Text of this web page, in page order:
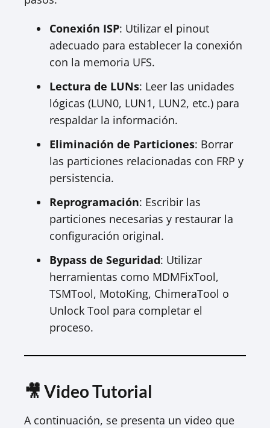
Conexión ISP: Utilizar el pinout
adecuado para establecer la conexión
con la memoria UFS.
Lectura de LUNs: Leer las unidades
lógicas (LUN0, LUN1, LUN2, etc.) para
respaldar la información.
Eliminación de Particiones: Borrar
las particiones relacionadas con FRP y
persistencia.
Reprogramación: Escribir las
particiones necesarias y restaurar la
configuración original.
Bypass de Seguridad: Utilizar
herramientas como MDMFixTool,
TSMTool, MotoKing, ChimeraTool o
Unlock Tool para completar el
proceso.
🎥 Video Tutorial
A continuación, se presenta un video que